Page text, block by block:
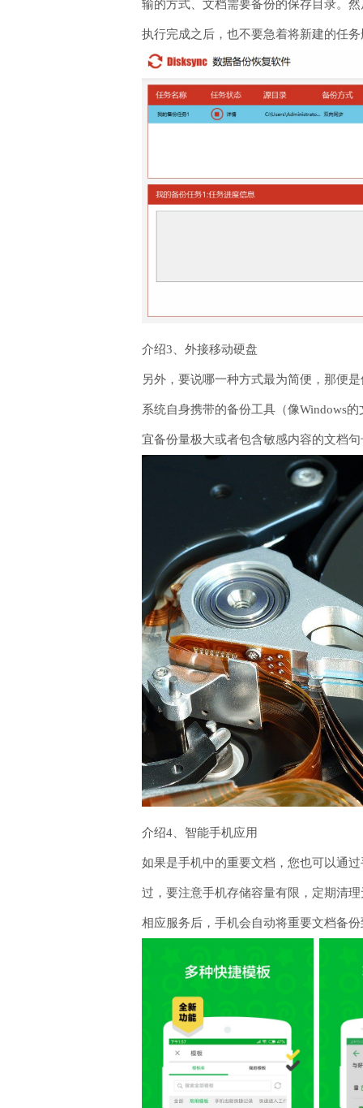
输的方式、文档需要备份的保存目录。
执行完成之后，也不要急着将新建的任
介绍3、外接移动硬盘
另外，要说哪一种方式最为简便，那便
系统自身携带的备份工具（像Windows
宜备份量极大或者包含敏感内容的文档句
介绍4、智能手机应用
如果是手机中的重要文档，您也可以通
过，要注意手机存储容量有限，定期清
相应服务后，手机会自动将重要文档备